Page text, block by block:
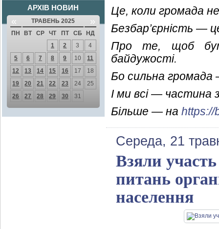
АРХІВ НОВИН
« ТРАВЕНЬ 2025 »
ПН ВТ СР ЧТ ПТ СБ
НД
1
2 3
4
5
6 7 8 9 10
11
12
13 14 15 16 17
18
19
20 21 22 23 24
25
26
27 28 29 30 31
Це, коли громада
Безбар’єрність —
Про те, щоб
байдужості.
Бо сильна громада
І ми всі — частина
Більше — на https://
Середа, 21
Взяли
питань
населення